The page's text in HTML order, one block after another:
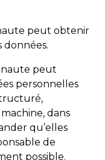
peut obtenir
données.
peut
personnelles
dans
qu’elles
de
possible.